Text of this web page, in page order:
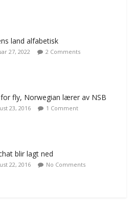
land alfabetisk
27, 2022 2 Comments
fly, Norwegian lærer av NSB
23, 2016 1 Comment
blir lagt ned
22, 2016 No Comments